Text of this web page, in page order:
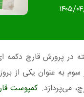
۰۴/۱۶
در پرورش قارچ دکمه
به عنوان یکی از
می‌پردازد. کمپوست